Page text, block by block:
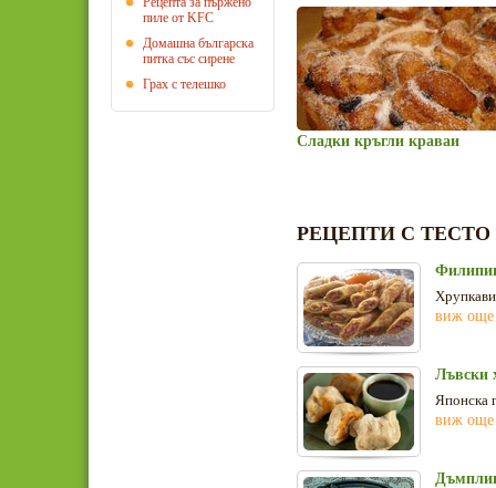
пиле от KFC
Домашна българска
питка със сирене
Грах с телешко
Сладки кръгли краваи
РЕЦЕПТИ С ТЕСТО
виж още
Лъвски
Японска
виж още